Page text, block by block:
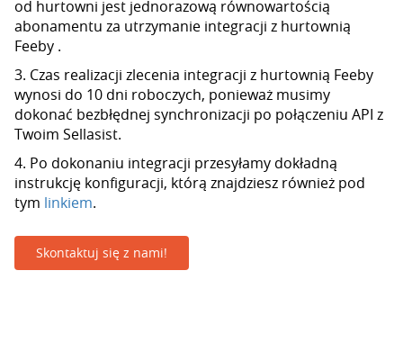
od hurtowni jest jednorazową równowartością
abonamentu za utrzymanie integracji z hurtownią
Feeby .
3. Czas realizacji zlecenia integracji z hurtownią Feeby
wynosi do 10 dni roboczych, ponieważ musimy
dokonać bezbłędnej synchronizacji po połączeniu API z
Twoim Sellasist.
4. Po dokonaniu integracji przesyłamy dokładną
instrukcję konfiguracji, którą znajdziesz również pod
tym linkiem.
Skontaktuj się z nami!